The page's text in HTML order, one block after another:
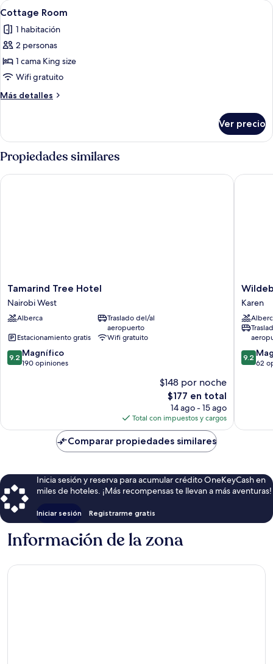
Abrir
todas
las
fotos
de
Cottage
Room
Un dormitorio con una cama, dos
23
Cottage Room
1 habitación
2 personas
1 cama King size
Wifi gratuito
Más detalles
Más
Room
Ver precio
Propiedades similares
Tamarind
Tree
Hotel
Nairobi
Tamarind Tree Hotel
Nairobi West
Alberca
Traslado del/al
aeropuerto
Estacionamiento gratis
Wifi gratuito
9.2
de
9.2 Magnífico
190 opiniones
$148 por noche
El
precio
actual
es
de
$177
$177 en total
14 ago - 15 ago
Total con impuestos y cargos
Tamarind Tree Hotel
Eco
Camp
Karen
Karen
9.2
de
9.2
62
Comparar propiedades similares
Inicia sesión y reserva para acumular crédito OneKeyCash en
miles de hoteles. ¡Más recompensas te llevan a más aventuras!
Iniciar sesión Registrarme gratis
Información de la zona